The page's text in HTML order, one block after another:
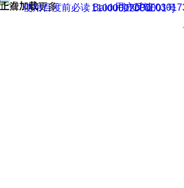
正在加载
上滑加载更多 用户反馈
使用百度前必读 Baidu 京ICP证
京公网安备11000002000001号